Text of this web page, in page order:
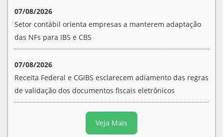
07/08/2026
Setor contábil orienta empresas a manterem adaptação
das NFs para IBS e CBS
07/08/2026
Receita Federal e CGIBS esclarecem adiamento das regras
de validação dos documentos fiscais eletrônicos
Veja Mais